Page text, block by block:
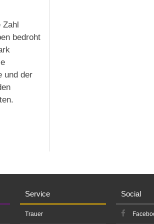
bedroht
und der
Service
Trauer
Social